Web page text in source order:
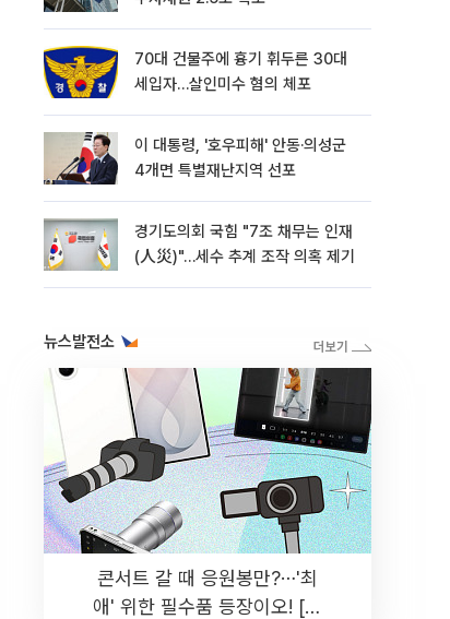
70대 건물주에 흉기 휘두른 30대
세입자…살인미수 혐의 체포
이 대통령, '호우피해' 안동·의성군
4개면 특별재난지역 선포
경기도의회 국힘 "7조 채무는 인재
(人災)"…세수 추계 조작 의혹 제기
뉴스발전소
콘서트 갈 때 응원봉만?⋯'최
애' 위한 필수품 등장이오! [솔